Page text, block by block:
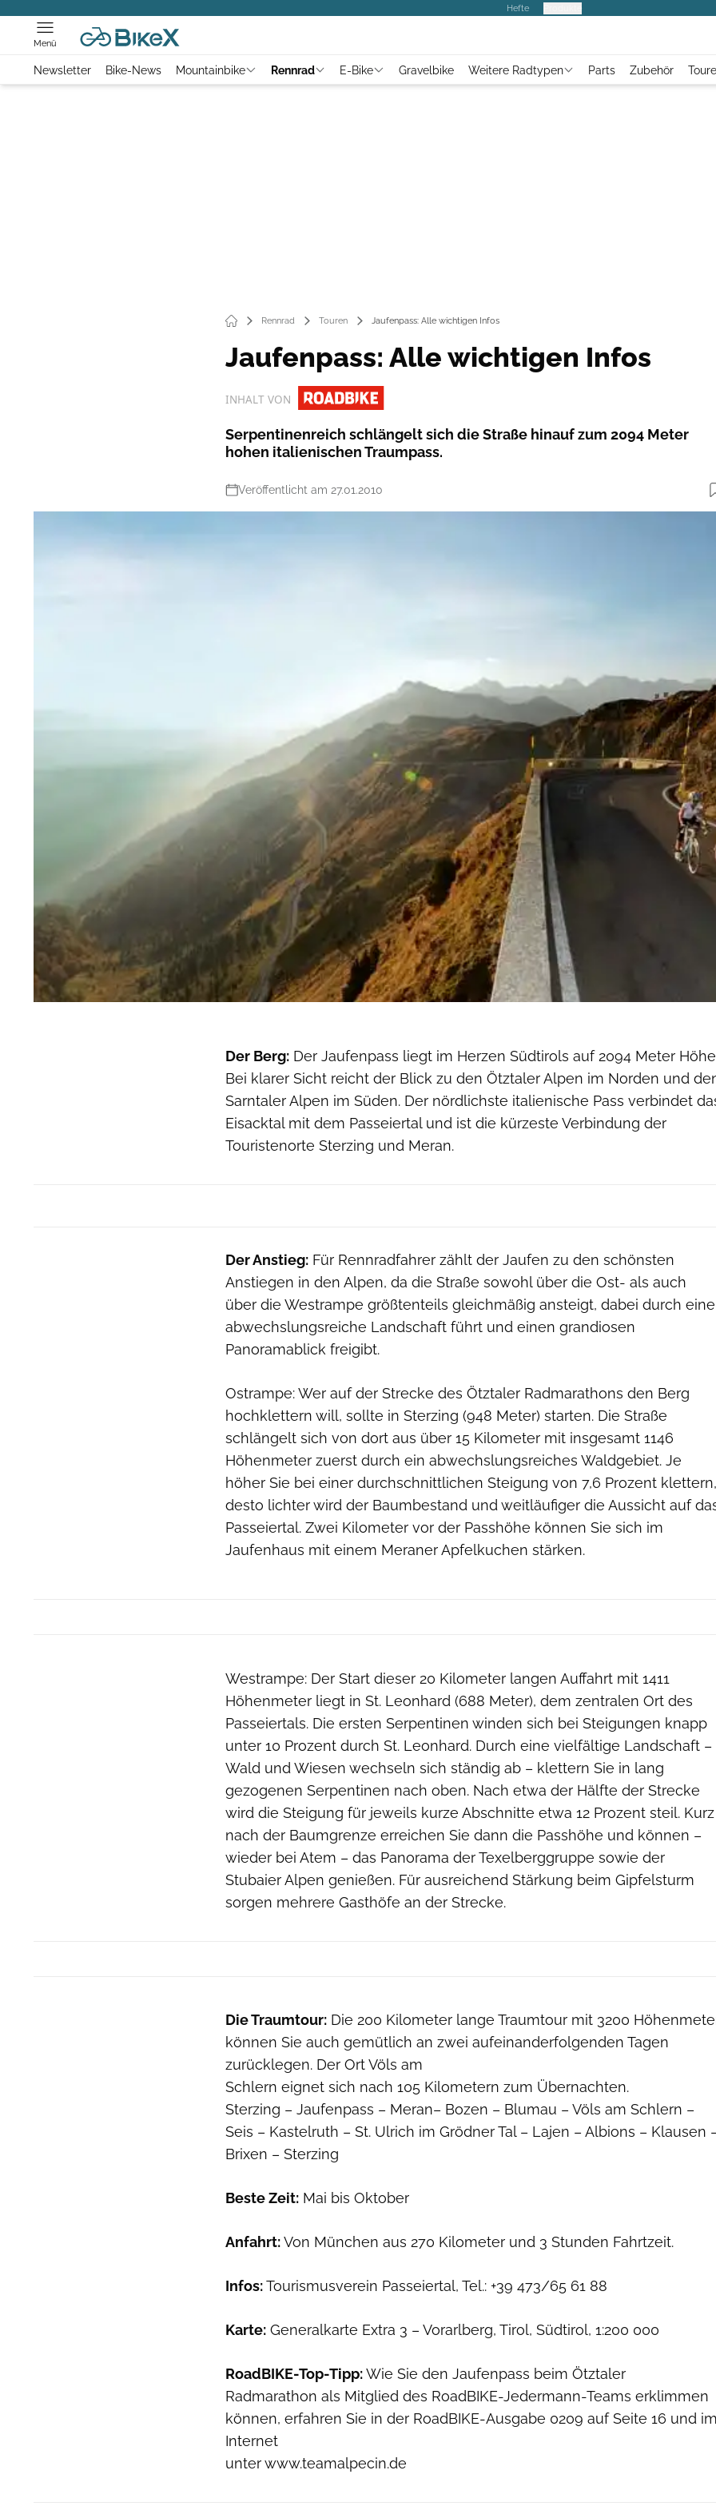
Hefte
Menü
Newsletter Bike-News Mountainbike Rennrad E-Bike Gravelbike Weitere Radtypen Parts Zubehör
Rennrad Touren Jaufenpass: Alle wichtigen Infos
Jaufenpass: Alle wichtigen Infos
INHALT VON
Serpentinenreich schlängelt sich die Straße hinauf zum 2094 Meter
hohen italienischen Traumpass.
Veröffentlicht am 27.01.2010
RoadBIKE
Der Berg: Der Jaufenpass liegt im Herzen Südtirols auf 2094 Meter
Bei klarer Sicht reicht der Blick zu den Ötztaler Alpen im Norden und
Sarntaler Alpen im Süden. Der nördlichste italienische Pass verbindet
Eisacktal mit dem Passeiertal und ist die kürzeste Verbindung der
Touristenorte Sterzing und Meran.
Der Anstieg: Für Rennradfahrer zählt der Jaufen zu den schönsten
Anstiegen in den Alpen, da die Straße sowohl über die Ost- als auch
über die Westrampe größtenteils gleichmäßig ansteigt, dabei durch eine
abwechslungsreiche Landschaft führt und einen grandiosen
Panoramablick freigibt.
Ostrampe: Wer auf der Strecke des Ötztaler Radmarathons den Berg
hochklettern will, sollte in Sterzing (948 Meter) starten. Die Straße
schlängelt sich von dort aus über 15 Kilometer mit insgesamt 1146
Höhenmeter zuerst durch ein abwechslungsreiches Waldgebiet. Je
höher Sie bei einer durchschnittlichen Steigung von 7,6 Prozent klettern,
desto lichter wird der Baumbestand und weitläufiger die Aussicht auf
Passeiertal. Zwei Kilometer vor der Passhöhe können Sie sich im
Jaufenhaus mit einem Meraner Apfelkuchen stärken.
Westrampe: Der Start dieser 20 Kilometer langen Auffahrt mit 1411
Höhenmeter liegt in St. Leonhard (688 Meter), dem zentralen Ort des
Passeiertals. Die ersten Serpentinen winden sich bei Steigungen knapp
unter 10 Prozent durch St. Leonhard. Durch eine vielfältige Landschaft –
Wald und Wiesen wechseln sich ständig ab – klettern Sie in lang
gezogenen Serpentinen nach oben. Nach etwa der Hälfte der Strecke
wird die Steigung für jeweils kurze Abschnitte etwa 12 Prozent steil. Kurz
nach der Baumgrenze erreichen Sie dann die Passhöhe und können –
wieder bei Atem – das Panorama der Texelberggruppe sowie der
Stubaier Alpen genießen. Für ausreichend Stärkung beim Gipfelsturm
sorgen mehrere Gast­höfe an der Strecke.
Die Traumtour: Die 200 Kilometer lange Traumtour mit 3200
können Sie auch gemütlich an zwei aufeinanderfolgenden Tagen
zurücklegen. Der Ort Völs am
Schlern eignet sich nach 105 Kilometern zum Übernachten.
Sterzing – Jaufenpass – Meran– Bozen – Blumau – Völs am Schlern –
Seis – Kastelruth – St. Ulrich im Grödner Tal – Lajen – Albions – Klausen
Brixen – Sterzing
Beste Zeit: Mai bis Oktober
Anfahrt:Von München aus 270 Kilometer und 3 Stunden Fahrtzeit.
Infos:Tourismusverein Passeiertal, Tel.: +39 473/65 61 88
Karte: Generalkarte Extra 3 – Vorarlberg, Tirol, Südtirol, 1:200 000
RoadBIKE-Top-Tipp:Wie Sie den Jaufenpass beim Ötztaler
Radmarathon als Mitglied des RoadBIKE-Jedermann-Teams erklimmen
können, erfahren Sie in der RoadBIKE-Ausgabe 0209 auf Seite 16 und im
Internet
unter www.teamalpecin.de